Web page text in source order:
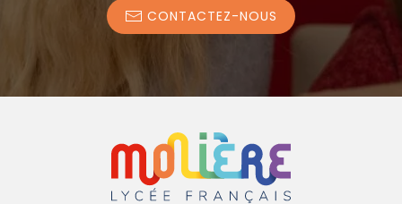
CONTACTEZ-NOUS